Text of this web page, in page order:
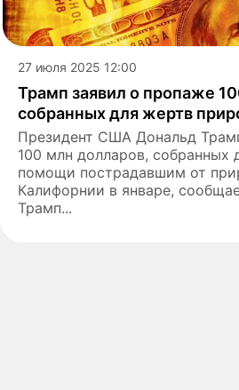
27 июля 2025 12:00
Трамп заявил о пропаже
собранных для жертв
Президент США Дональд
100 млн долларов, собранных
помощи пострадавшим от
Калифорнии в январе,
Трамп...